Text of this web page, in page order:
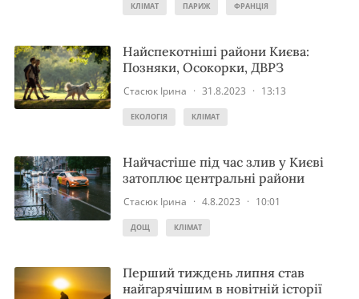
КЛІМАТ ПАРИЖ ФРАНЦІЯ
Найспекотніші райони Києва:
Позняки, Осокорки, ДВРЗ
Стасюк Ірина · 31.8.2023 · 13:13
ЕКОЛОГІЯ КЛІМАТ
Найчастіше під час злив у Києві
затоплює центральні райони
Стасюк Ірина · 4.8.2023 · 10:01
ДОЩ КЛІМАТ
Перший тиждень липня став
найгарячішим в новітній історії